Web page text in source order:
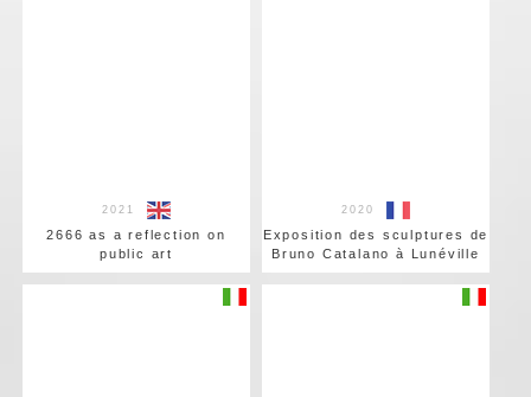
2021
2666 as a reflection on
public art
2020
Exposition des sculptures de
Bruno Catalano à Lunéville